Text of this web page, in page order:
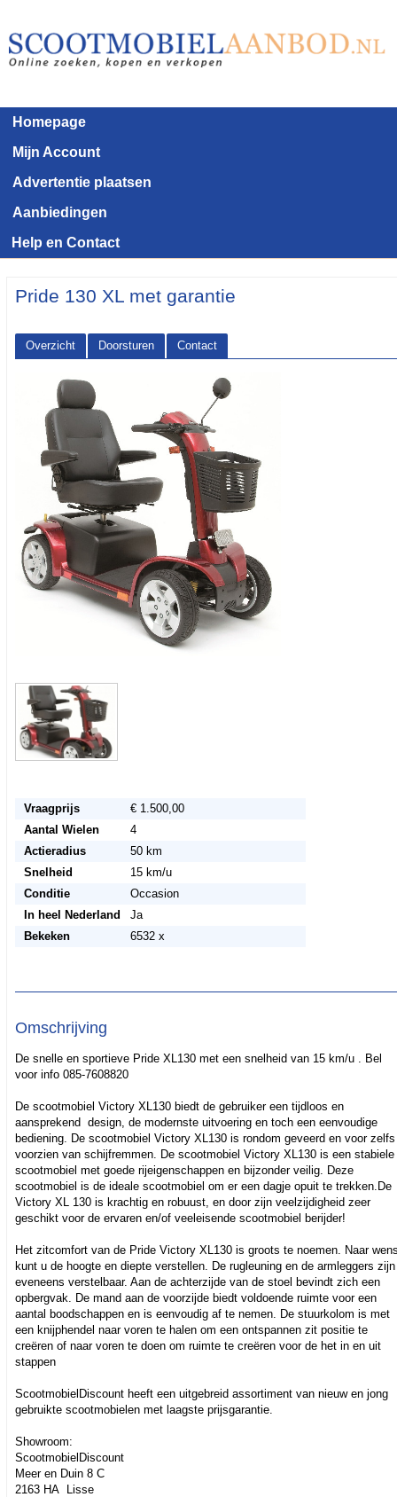
Homepage
Mijn Account
Advertentie plaatsen
Aanbiedingen
Help en Contact
Pride 130 XL met garantie
Overzicht Doorsturen
Contact
Vraagprijs
€ 1.500,00
Aantal Wielen
4
Actieradius
50 km
Snelheid
15 km/u
Conditie
Occasion
In heel Nederland
Ja
Bekeken
6532 x
Omschrijving
De snelle en sportieve Pride XL130 met een snelheid van 15 km/u . Bel
voor info 085-7608820
De scootmobiel Victory XL130 biedt de gebruiker een tijdloos en
aansprekend design, de modernste uitvoering en toch een eenvoudige
bediening. De scootmobiel Victory XL130 is rondom geveerd en voor zelfs
voorzien van schijfremmen. De scootmobiel Victory XL130 is een stabiele
scootmobiel met goede rijeigenschappen en bijzonder veilig. Deze
scootmobiel is de ideale scootmobiel om er een dagje opuit te trekken.De
Victory XL 130 is krachtig en robuust, en door zijn veelzijdigheid zeer
geschikt voor de ervaren en/of veeleisende scootmobiel berijder!
Het zitcomfort van de Pride Victory XL130 is groots te noemen. Naar
kunt u de hoogte en diepte verstellen. De rugleuning en de armleggers zijn
eveneens verstelbaar. Aan de achterzijde van de stoel bevindt zich een
opbergvak. De mand aan de voorzijde biedt voldoende ruimte voor een
aantal boodschappen en is eenvoudig af te nemen. De stuurkolom is met
een knijphendel naar voren te halen om een ontspannen zit positie te
creëren of naar voren te doen om ruimte te creëren voor de het in en uit
stappen
ScootmobielDiscount heeft een uitgebreid assortiment van nieuw en jong
gebruikte scootmobielen met laagste prijsgarantie.
Showroom:
ScootmobielDiscount
Meer en Duin 8 C
2163 HA Lisse